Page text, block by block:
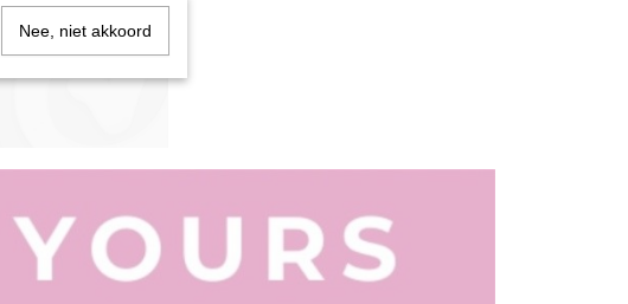
Nee, niet akkoord